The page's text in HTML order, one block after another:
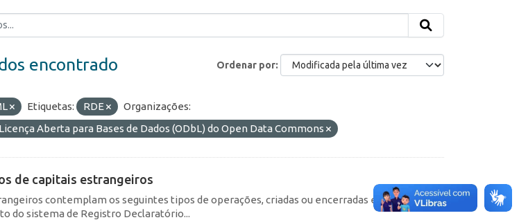
Ordenar por
encontrado
Etiquetas: RDE
Organizações:
Licença Aberta para Bases de Dados (ODbL) do Open Data Commons
de capitais estrangeiros
contemplam os seguintes tipos de operações, criadas ou encerradas em cada
do sistema de Registro Declaratório...